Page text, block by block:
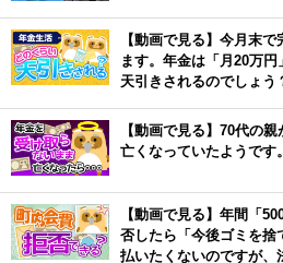
【動画で見る】今月末
ます。年金は「月20万
天引きされるのでしょう
【動画で見る】70代の
亡くなっていたようで
【動画で見る】年間「
否したら「今後ゴミを捨
払いたくないのですが、